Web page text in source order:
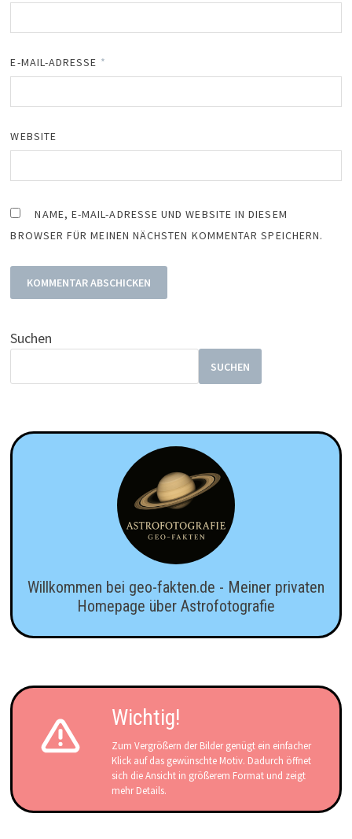
E-MAIL-ADRESSE *
WEBSITE
NAME, E-MAIL-ADRESSE UND WEBSITE IN DIESEM
BROWSER FÜR MEINEN NÄCHSTEN KOMMENTAR SPEICHERN.
Suchen
SUCHEN
Willkommen bei geo-fakten.de - Meiner privaten
Homepage über Astrofotografie
Wichtig!
Zum Vergrößern der Bilder genügt ein einfacher
Klick auf das gewünschte Motiv. Dadurch öffnet
sich die Ansicht in größerem Format und zeigt
mehr Details.